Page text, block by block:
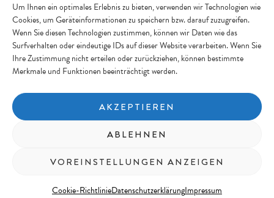
Um Ihnen ein optimales Erlebnis zu bieten, verwenden wir Technologien wie
Cookies, um Geräteinformationen zu speichern bzw. darauf zuzugreifen.
Wenn Sie diesen Technologien zustimmen, können wir Daten wie das
Surfverhalten oder eindeutige IDs auf dieser Website verarbeiten. Wenn Sie
Ihre Zustimmung nicht erteilen oder zurückziehen, können bestimmte
Merkmale und Funktionen beeinträchtigt werden.
AKZEPTIEREN
ABLEHNEN
VOREINSTELLUNGEN ANZEIGEN
Cookie-RichtlinieDatenschutzerklärungImpressum
Copyright © 2026 KayBee AG
KAYBEE AG
TURBENWEG 9
3073 GÜMLIGEN
+41 31 951 11 10
INFO@BOBUXSCHWEIZ.CH
FOLGE UNS